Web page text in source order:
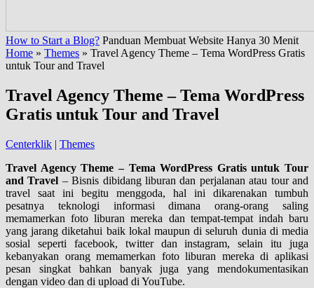
How to Start a Blog? Panduan Membuat Website Hanya 30 Menit
Home » Themes » Travel Agency Theme – Tema WordPress Gratis
untuk Tour and Travel
Travel Agency Theme – Tema WordPress
Gratis untuk Tour and Travel
Centerklik | Themes
Travel Agency Theme – Tema WordPress Gratis untuk Tour
and Travel – Bisnis dibidang liburan dan perjalanan atau tour and
travel saat ini begitu menggoda, hal ini dikarenakan tumbuh
pesatnya teknologi informasi dimana orang-orang saling
memamerkan foto liburan mereka dan tempat-tempat indah baru
yang jarang diketahui baik lokal maupun di seluruh dunia di media
sosial seperti facebook, twitter dan instagram, selain itu juga
kebanyakan orang memamerkan foto liburan mereka di aplikasi
pesan singkat bahkan banyak juga yang mendokumentasikan
dengan video dan di upload di YouTube.